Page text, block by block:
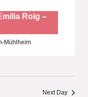
Roig –
Mühlheim
Next Day